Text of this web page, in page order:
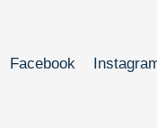
Facebook